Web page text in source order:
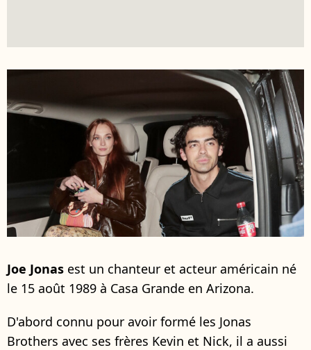
Joe Jonas est un chanteur et acteur américain né
le 15 août 1989 à Casa Grande en Arizona.
D'abord connu pour avoir formé les Jonas
Brothers avec ses frères Kevin et Nick, il a aussi